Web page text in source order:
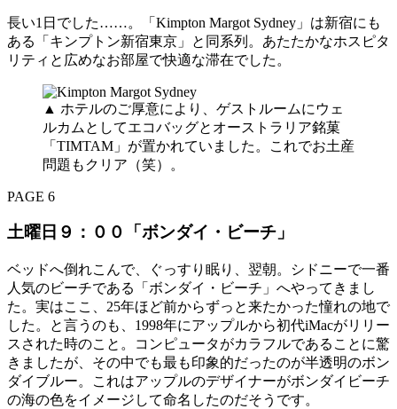
長い1日でした……。「Kimpton Margot Sydney」は新宿にも
ある「キンプトン新宿東京」と同系列。あたたかなホスピタ
リティと広めなお部屋で快適な滞在でした。
▲ ホテルのご厚意により、ゲストルームにウェ
ルカムとしてエコバッグとオーストラリア銘菓
「TIMTAM」が置かれていました。これでお土産
問題もクリア（笑）。
PAGE 6
土曜日９：００「ボンダイ・ビーチ」
ベッドへ倒れこんで、ぐっすり眠り、翌朝。シドニーで一番
人気のビーチである「ボンダイ・ビーチ」へやってきまし
た。実はここ、25年ほど前からずっと来たかった憧れの地で
した。と言うのも、1998年にアップルから初代iMacがリリー
スされた時のこと。コンピュータがカラフルであることに驚
きましたが、その中でも最も印象的だったのが半透明のボン
ダイブルー。これはアップルのデザイナーがボンダイビーチ
の海の色をイメージして命名したのだそうです。